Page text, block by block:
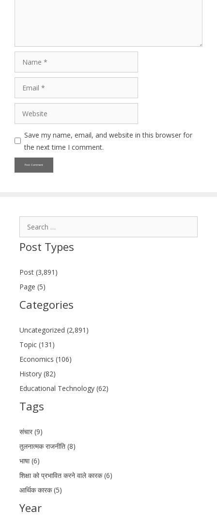
Website
Save my name, email, and website in this browser for
the next time I comment.
Post Types
Post (3,891)
Page (5)
Categories
Uncategorized (2,891)
Topic (131)
Economics (106)
History (82)
Educational Technology (62)
Tags
संचार (9)
तुलनात्मक राजनीति (8)
भाषा (6)
शिक्षा को प्रभावित करने वाले कारक (6)
आर्थिक कारक (5)
Year